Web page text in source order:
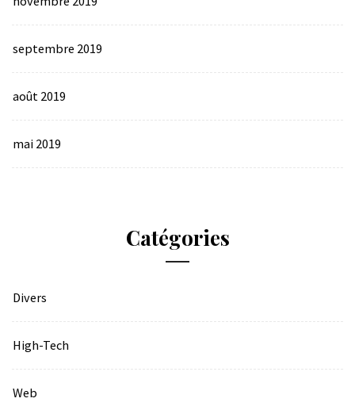
septembre 2019
août 2019
mai 2019
Catégories
Divers
High-Tech
Web